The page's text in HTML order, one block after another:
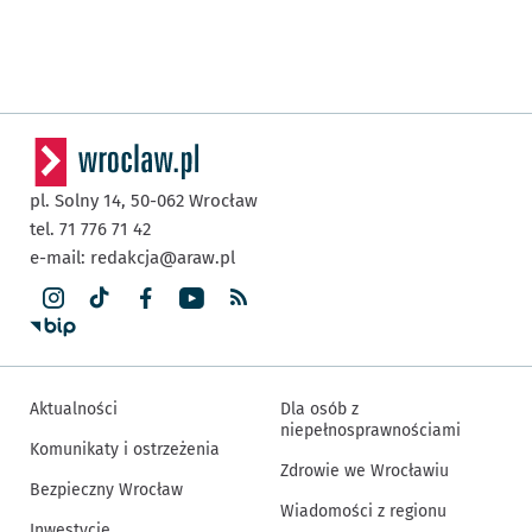
pl. Solny 14, 50-062 Wrocław
tel. 71 776 71 42
e-mail: redakcja@araw.pl
Aktualności
Komunikaty i ostrzeżenia
Bezpieczny Wrocław
Dla osób z
niepełnosprawnościami
Zdrowie we Wrocławiu
Wiadomości z regionu